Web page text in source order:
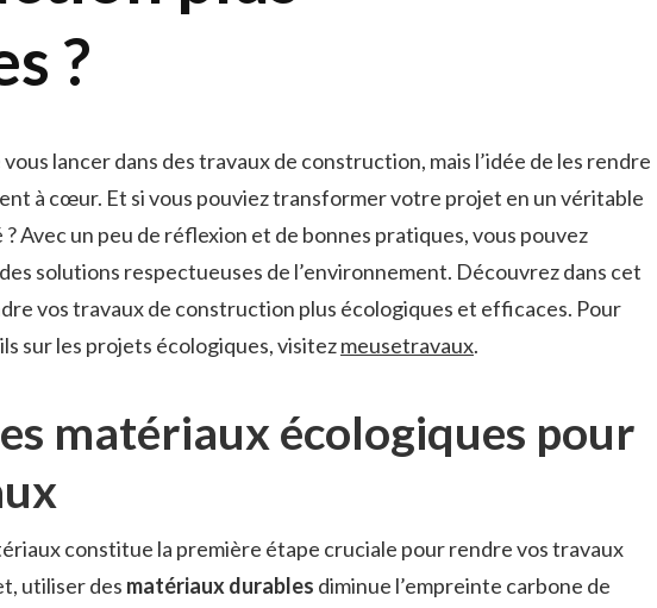
?
lancer dans des travaux de construction, mais l’idée de les rendre
à cœur. Et si vous pouviez transformer votre projet en un véritable
Avec un peu de réflexion et de bonnes pratiques, vous pouvez
solutions respectueuses de l’environnement. Découvrez dans cet
vos travaux de construction plus écologiques et efficaces. Pour
sur les projets écologiques, visitezmeusetravaux.
matériaux écologiques pour
constitue la première étape cruciale pour rendre vos travaux
utiliser des matériaux durables diminue l’empreinte carbone de